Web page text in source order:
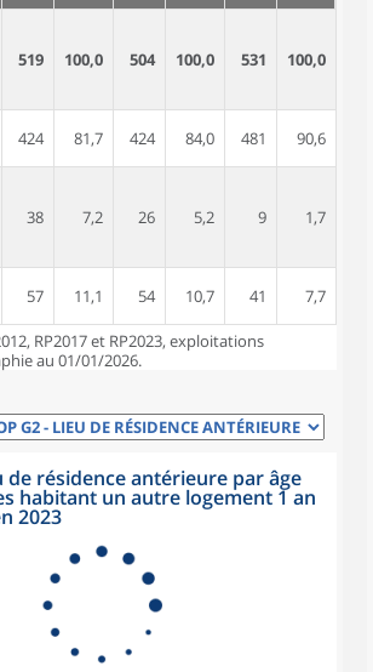
519 100,0 504 100,0 531 100,0
424 81,7 424 84,0 481 90,6
38 7,2 26 5,2 9 1,7
57 11,1 54 10,7 41 7,7
RP2017 et RP2023, exploitations
au 01/01/2026.
de résidence antérieure par âge
habitant un autre logement 1 an
2023